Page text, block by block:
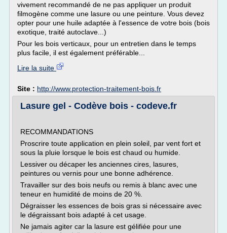
vivement recommandé de ne pas appliquer un produit
filmogène comme une lasure ou une peinture. Vous devez
opter pour une huile adaptée à l'essence de votre bois (bois
exotique, traité autoclave...)
Pour les bois verticaux, pour un entretien dans le temps
plus facile, il est également préférable...
Lire la suite
Site : http://www.protection-traitement-bois.fr
Lasure gel - Codève bois - codeve.fr
RECOMMANDATIONS
Proscrire toute application en plein soleil, par vent fort et
sous la pluie lorsque le bois est chaud ou humide.
Lessiver ou décaper les anciennes cires, lasures,
peintures ou vernis pour une bonne adhérence.
Travailler sur des bois neufs ou remis à blanc avec une
teneur en humidité de moins de 20 %.
Dégraisser les essences de bois gras si nécessaire avec
le dégraissant bois adapté à cet usage.
Ne jamais agiter car la lasure est gélifiée pour une